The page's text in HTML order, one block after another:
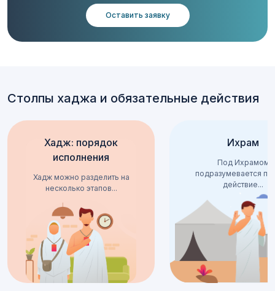
Оставить заявку
Столпы хаджа и обязательные действия
Хадж: порядок
исполнения
Хадж можно разделить на
несколько этапов...
Ихрам
Под Ихрамом
подразумевается
действие...